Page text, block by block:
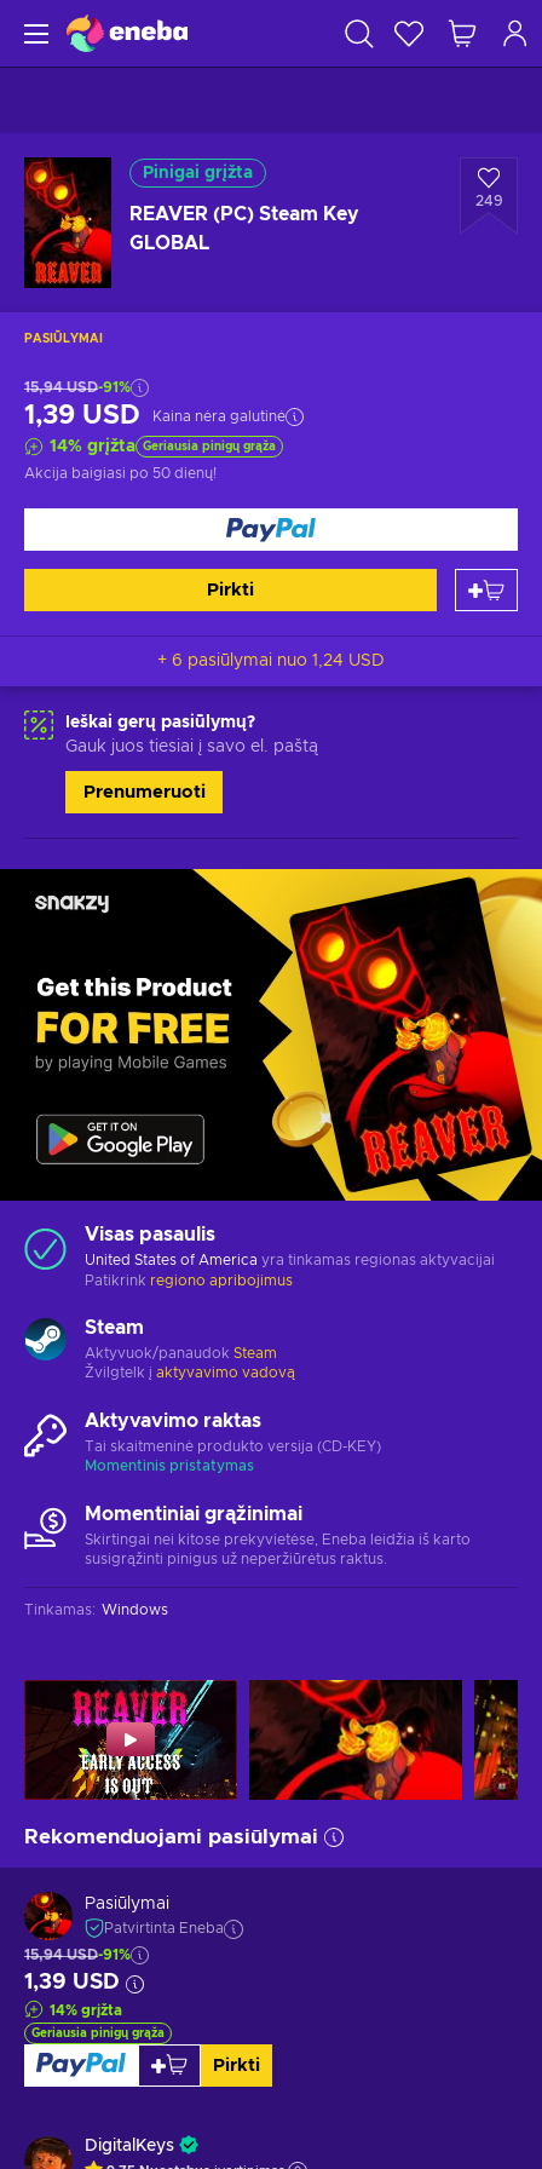
Pinigai grįžta
REAVER (PC) Steam Key
GLOBAL
249
PASIŪLYMAI
15,94 USD-91%
1,39 USD Kaina nėra galutinė
14% grįžta Geriausia pinigų grąža
Akcija baigiasi po 50 dienų!
Pirkti
+ 6 pasiūlymai nuo 1,24 USD
Ieškai gerų pasiūlymų?
Gauk juos tiesiai į savo el. paštą
Prenumeruoti
Visas pasaulis
United States of America yra tinkamas regionas aktyvacijai
Patikrink regiono apribojimus
Steam
Aktyvuok/panaudok Steam
Žvilgtelk į aktyvavimo vadovą
Aktyvavimo raktas
Tai skaitmeninė produkto versija (CD-KEY)
Momentinis pristatymas
Momentiniai grąžinimai
Skirtingai nei kitose prekyvietėse, Eneba leidžia iš karto
susigrąžinti pinigus už neperžiūrėtus raktus.
Tinkamas: Windows
Rekomenduojami pasiūlymai
Pasiūlymai
Patvirtinta Eneba
15,94 USD-91%
1,39 USD
14% grįžta
Geriausia pinigų grąža
Pirkti
DigitalKeys